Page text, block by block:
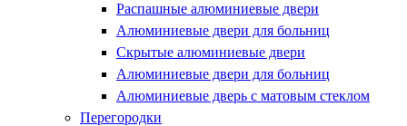
Распашные алюминиевые двери
Алюминиевые двери для больниц
Скрытые алюминиевые двери
Алюминиевые двери для больниц
Алюминиевые дверь с матовым стеклом
Перегородки